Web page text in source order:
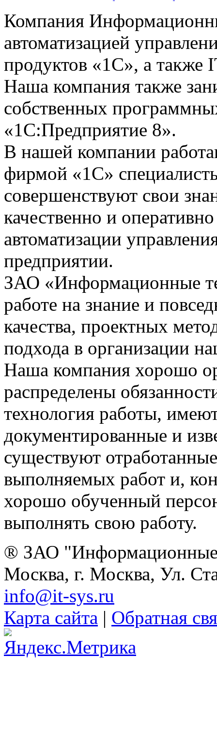
Компания
автоматизацией
продуктов «1С», а также
Наша компания также
собственных
«1С:Предприятие 8».
В нашей компании
фирмой «1С»
совершенствуют свои
качественно и
автоматизации
предприятии.
ЗАО «Информационные
работе на знание и
качества, проектных
подхода в организации
Наша компания хорошо
распределены
технология работы,
документированные и
существуют
выполняемых работ и,
хорошо обученный
выполнять свою работу.
® ЗАО "Информационные
Москва, г. Москва, Ул.
info@it-sys.ru
Карта сайта | Обратная